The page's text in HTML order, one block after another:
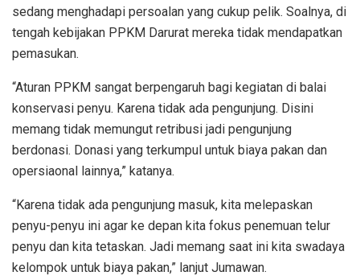
sedang menghadapi persoalan yang cukup pelik. Soalnya, di
tengah kebijakan PPKM Darurat mereka tidak mendapatkan
pemasukan.
“Aturan PPKM sangat berpengaruh bagi kegiatan di balai
konservasi penyu. Karena tidak ada pengunjung. Disini
memang tidak memungut retribusi jadi pengunjung
berdonasi. Donasi yang terkumpul untuk biaya pakan dan
opersiaonal lainnya,” katanya.
“Karena tidak ada pengunjung masuk, kita melepaskan
penyu-penyu ini agar ke depan kita fokus penemuan telur
penyu dan kita tetaskan. Jadi memang saat ini kita swadaya
kelompok untuk biaya pakan,” lanjut Jumawan.